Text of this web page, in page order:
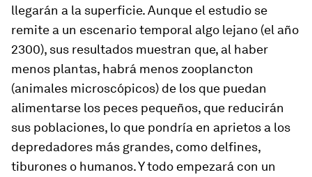
llegarán a la superficie. Aunque el estudio se
remite a un escenario temporal algo lejano (el año
2300), sus resultados muestran que, al haber
menos plantas, habrá menos zooplancton
(animales microscópicos) de los que puedan
alimentarse los peces pequeños, que reducirán
sus poblaciones, lo que pondría en aprietos a los
depredadores más grandes, como delfines,
tiburones o humanos. Y todo empezará con un